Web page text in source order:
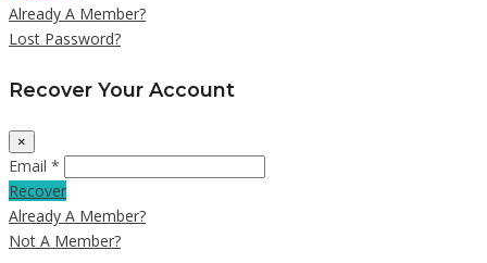
Already A Member?
Lost Password?
Recover Your Account
×
Email *
Recover
Already A Member?
Not A Member?